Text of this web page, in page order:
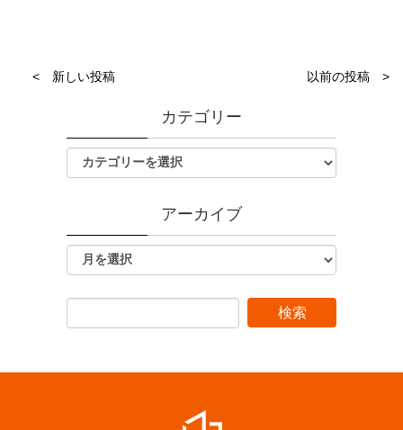
< 新しい投稿 以前の投稿 >
カテゴリー
アーカイブ